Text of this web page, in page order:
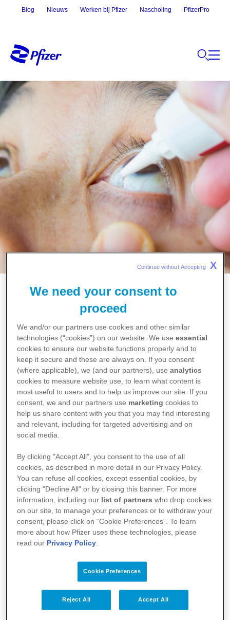
Blog Nieuws Werken bij Pfizer Nascholing PfizerPro
Home
Terra-Cortril oogzalf®
Terra-Cortril® met polymyxine-B is een combinatieproduct
dat infectiebestrijdende en ontstekingsremmende
eigenschappen in zich verenigt.
Bent u Zorgprofessional?
We need your consent to
proceed
We and/or our partners use cookies and other similar
technologies (“cookies”) on our website. We useessential
cookies to ensure our website functions properly and to
keep it secure and these are always on. If you consent
(where applicable), we (and our partners), useanalytics
cookies to measure website use, to learn what content is
most useful to users and to help us improve our site. If you
consent, we and our partners use marketing cookies to
help us share content with you that you may find interesting
and relevant, including for targeted advertising and on
social media.
By clicking "Accept All", you consent to the use of all
cookies, as described in more detail in our Privacy Policy.
You can refuse all cookies, except essential cookies, by
clicking "Decline All" or by closing this banner. For more
information, including our list of partners who drop cookies
on our site, to manage your preferences or to withdraw your
consent, please click on “Cookie Preferences”. To learn
more about how Pfizer uses these technologies, please
read our Privacy Policy.
Cookie Preferences
Reject All Accept All
Continue without Accepting X